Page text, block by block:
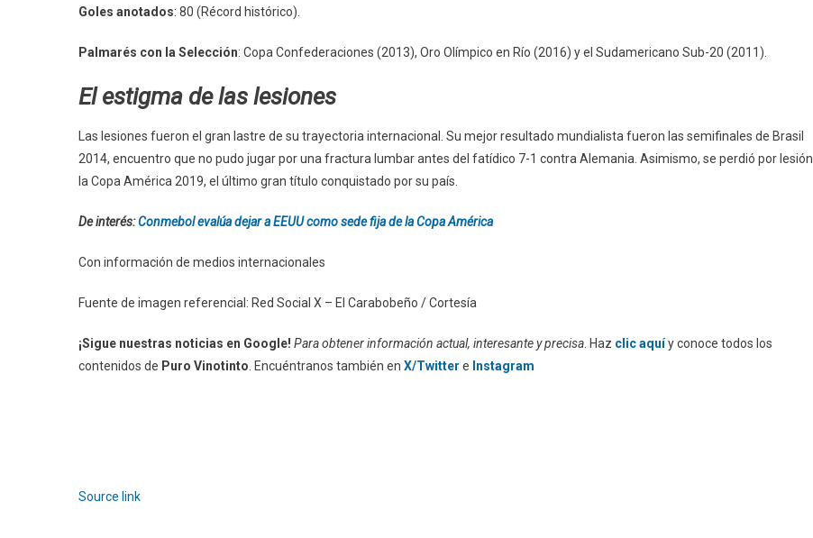
Goles anotados: 80 (Récord histórico).
Palmarés con la Selección: Copa Confederaciones (2013), Oro Olímpico en Río (2016) y el Sudamericano Sub-20 (2011).
El estigma de las lesiones
Las lesiones fueron el gran lastre de su trayectoria internacional. Su mejor resultado mundialista fueron las semifinales de Brasil
2014, encuentro que no pudo jugar por una fractura lumbar antes del fatídico 7-1 contra Alemania. Asimismo, se perdió por lesión
la Copa América 2019, el último gran título conquistado por su país.
De interés:Conmebol evalúa dejar a EEUU como sede fija de la Copa América
Con información de medios internacionales
Fuente de imagen referencial: Red Social X – El Carabobeño / Cortesía
¡Sigue nuestras noticias en Google! Para obtener información actual, interesante y precisa . Haz clic aquíy conoce todos los
contenidos de Puro Vinotinto . Encuéntranos también en X/Twitter e Instagram
Source link